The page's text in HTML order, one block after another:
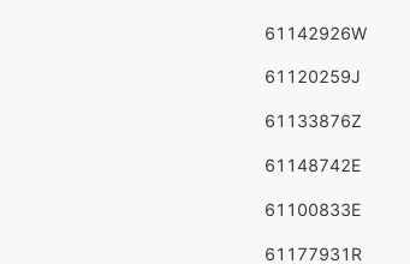
61142926W
61120259J
61133876Z
61148742E
61100833E
61177931R